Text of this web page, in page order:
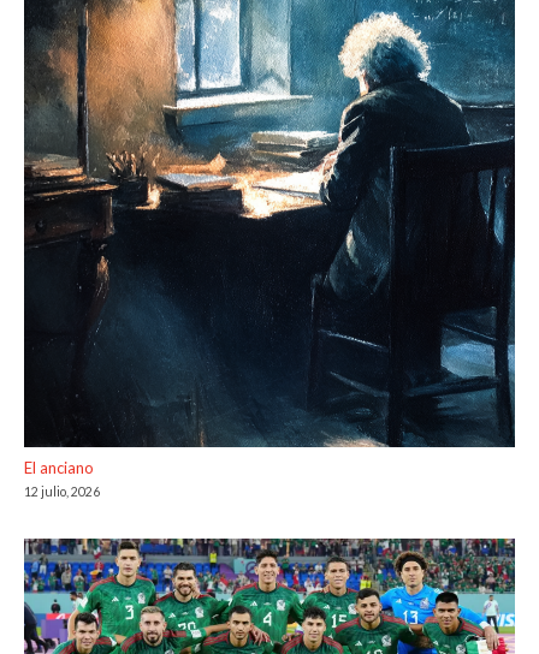
El anciano
12 julio, 2026